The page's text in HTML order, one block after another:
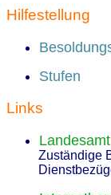
Hilfestellung
Stufen
Links
Zuständige